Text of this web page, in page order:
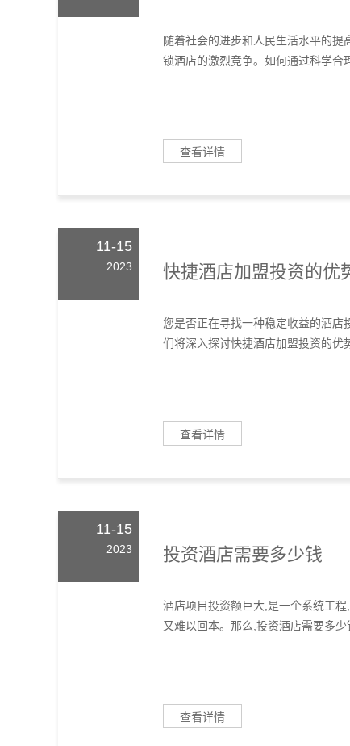
随着社会的进步和人民生活水平的
锁酒店的激烈竞争。如何通过科学合
查看详情
11-15
2023 快捷酒店加盟投资的优
您是否正在寻找一种稳定收益的酒店
们将深入探讨快捷酒店加盟投资的优
查看详情
11-15
2023 投资酒店需要多少钱
酒店项目投资额巨大,是一个系统工
又难以回本。那么,投资酒店需要多少
查看详情